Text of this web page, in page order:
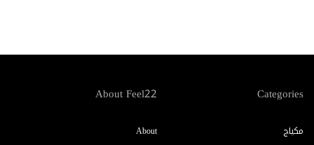
Categories
مكياج
About Feel22
About